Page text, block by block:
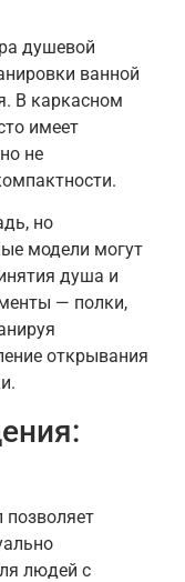
душевой
ванной
В каркасном
имеет
не
но
модели могут
душа и
— полки,
открывания
людей с